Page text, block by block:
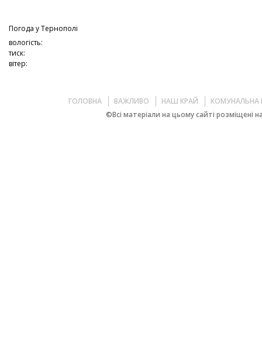
Погода уТернополі
вологість:
тиск:
вітер:
ГОЛОВНА ВАЖЛИВО НАШ КРАЙ
КОМУНАЛЬНА
©Всі матеріали на цьому сайті розміщені